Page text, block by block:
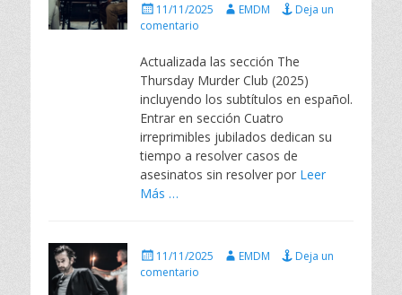
P
u
l
i
c
a
d
o
e
l
11/11/2025
A
o
r
EMDM
Deja un
comentario
Actualizada las sección The
Thursday Murder Club (2025)
incluyendo los subtítulos en español.
Entrar en sección Cuatro
irreprimibles jubilados dedican su
tiempo a resolver casos de
asesinatos sin resolver por Leer
Más …
P
u
11/11/2025
A
EMDM
Deja un
comentario